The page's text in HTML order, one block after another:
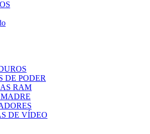
DE PODER
RAM
DE VÍDEO